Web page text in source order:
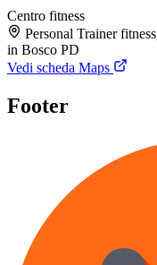
Centro fitness
Personal Trainer
in Bosco PD
Vedi scheda Maps
Footer